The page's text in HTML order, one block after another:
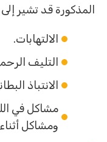
المذكورة قد تشير
الالتهابات.
التليف
الانتباذ
مشاكل في
ومشاكل